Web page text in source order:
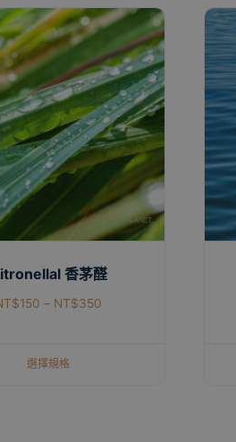
香茅醛
150 – NT$350
選擇規格